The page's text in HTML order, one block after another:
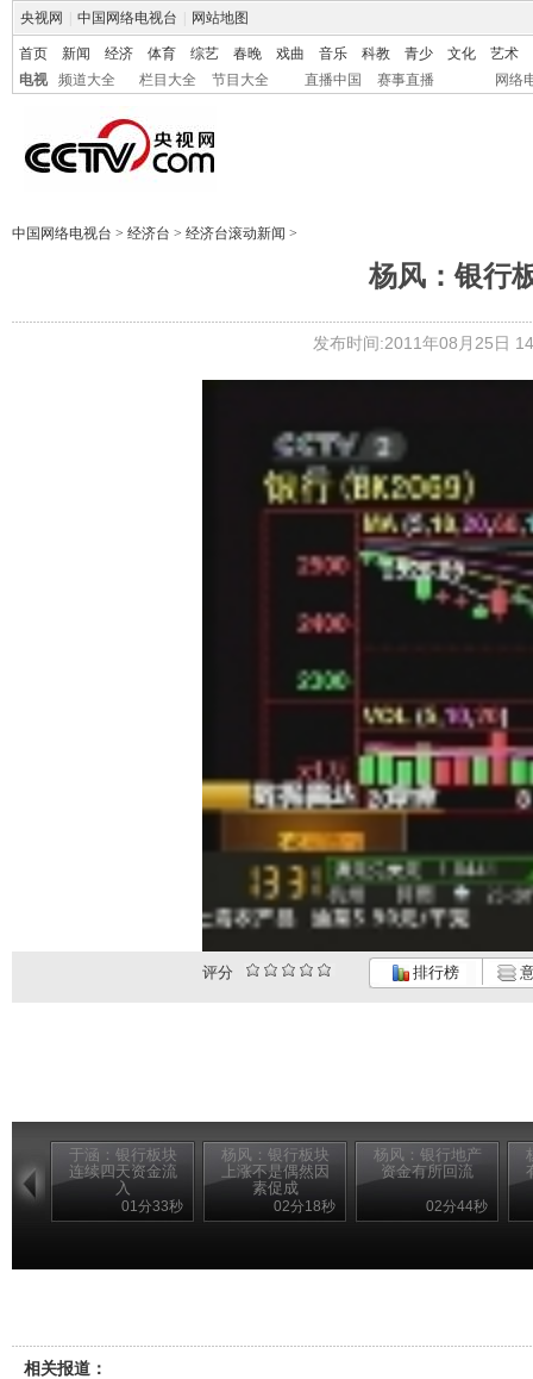
央视网 中国网络电视台 网站地图
首页 新闻 经济 体育 综艺 春晚 戏曲 音乐 科教 青少 文化
艺术
电视
频道大全 栏目大全 节目大全 直播中国 赛事直播 网络
中国网络电视台 > 经济台 > 经济台滚动新闻 >
杨风：银行
发布时间:2011年08月25日
评分 排行榜
于涵：银行板块
连续四天资金流
入
01分33秒
杨风：银行板块
上涨不是偶然因
素促成
02分18秒
杨风：银行地产
资金有所回流
02分44秒
相关报道：